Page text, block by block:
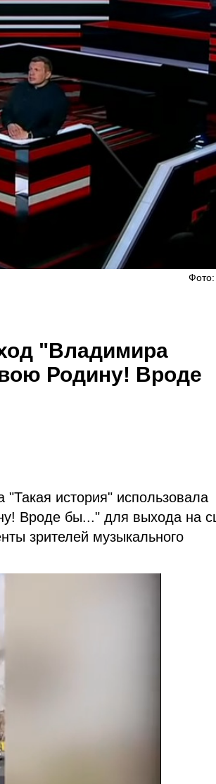
Фото:
"Владимира
Родину! Вроде
"Такая история" использовала
Вроде бы..." для выхода на
зрителей музыкального